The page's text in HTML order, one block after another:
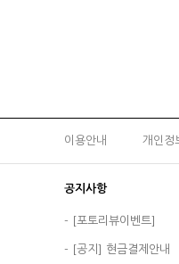
이용안내 개인정
공지사항
- [포토리뷰이벤트]
- [공지] 현금결제안내